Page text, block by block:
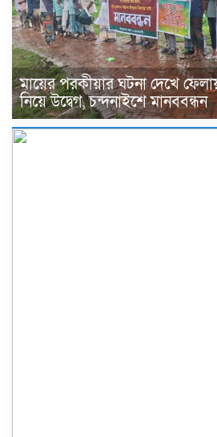
মায়ের পরকীয়ার ঘটনা দেখে
নিয়ে উদ্বেগ, চন্দনাইশে মানববন্ধন